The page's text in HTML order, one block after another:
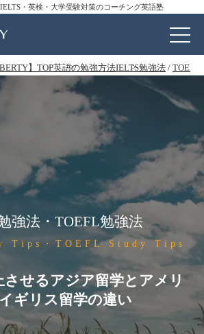
・英検・大学受験対策のコーチング英語塾
】TOP英語の勉強方法IELTS勉強法 / TOEFL
強法・TOEFL勉強法
Tips・TOEFL Study Tips
させるアジア留学とアメリ
ギリス留学の違い